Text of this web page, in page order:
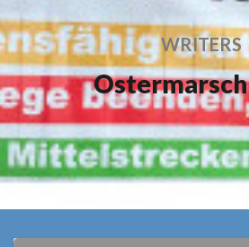
WRITERS